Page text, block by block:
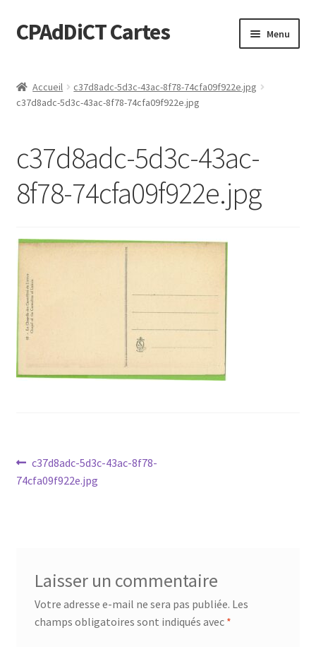
Aller
à
navigation
Aller
au
CPAdDiCT Cartes Menu
Panier
Accueil
c37d8adc-5d3c-43ac-8f78-74cfa09f922e.jpg
c37d8adc-5d3c-43ac-8f78-74cfa09f922e.jpg
c37d8adc-5d3c-43ac-
8f78-74cfa09f922e.jpg
Navigation
de
Article
précédent :
c37d8adc-5d3c-43ac-8f78-
74cfa09f922e.jpg
Laisser un commentaire
Votre adresse e-mail ne sera pas publiée. Les
champs obligatoires sont indiqués avec *